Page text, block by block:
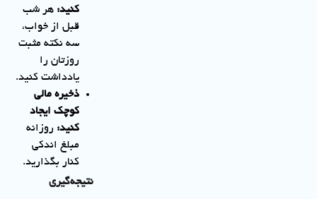
کنید: هر شب
قبل از خواب،
سه نکته مثبت
روزتان را
یادداشت کنید.
ذخیره مالی
کوچک ایجاد
کنید: روزانه
مبلغ اندکی
کنار بگذارید.
نتیجه‌گیری